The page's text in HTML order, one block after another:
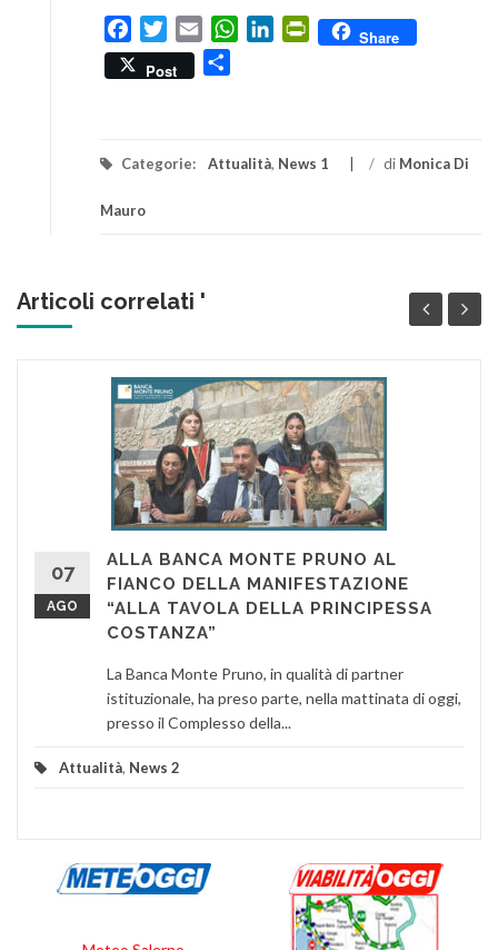
FacebookTwitterEmail WhatsApp
LinkedInPrintFriendly
Share
Post
Categorie: Attualità, News 1 / di Monica Di
Mauro
Articoli correlati '
07
AGO
ALLA BANCA MONTE PRUNO AL
FIANCO DELLA MANIFESTAZIONE
“ALLA TAVOLA DELLA PRINCIPESSA
COSTANZA”
La Banca Monte Pruno, in qualità di partner
istituzionale, ha preso parte, nella mattinata di oggi,
presso il Complesso della...
Attualità, News 2